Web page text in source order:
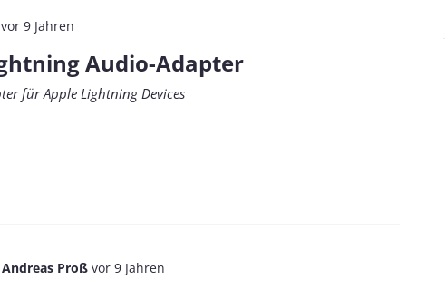
vor 9 Jahren
Audio-Adapter
für Apple Lightning Devices
Andreas Proß vor 9 Jahren